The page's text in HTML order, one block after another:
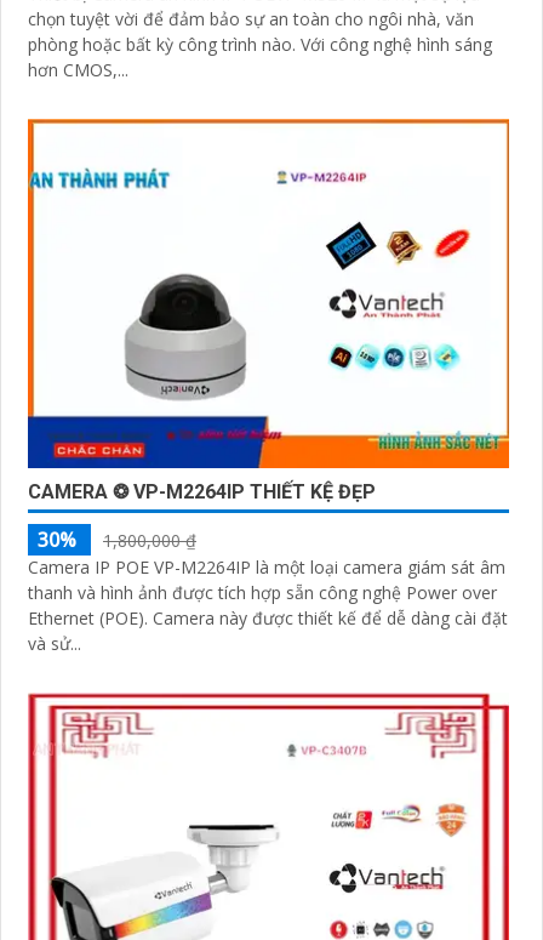
chọn tuyệt vời để đảm bảo sự an toàn cho ngôi nhà, văn
phòng hoặc bất kỳ công trình nào. Với công nghệ hình sáng
hơn CMOS,...
CAMERA ❂ VP-M2264IP THIẾT KỆ ĐẸP
30%
1,800,000 ₫
Camera IP POE VP-M2264IP là một loại camera giám sát âm
thanh và hình ảnh được tích hợp sẵn công nghệ Power over
Ethernet (POE). Camera này được thiết kế để dễ dàng cài đặt
và sử...